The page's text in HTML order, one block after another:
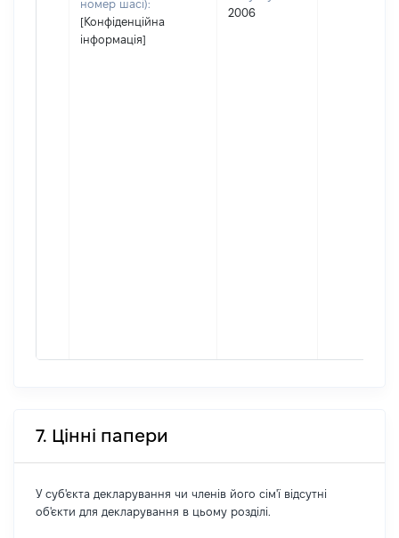
номер шасі):
[Конфіденційна
інформація]
2006
7. Цінні папери
У суб'єкта декларування чи членів його сім'ї відсутні
об'єкти для декларування в цьому розділі.